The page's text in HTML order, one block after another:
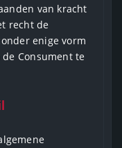
van kracht
recht de
enige vorm
Consument te